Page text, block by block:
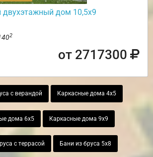
дом 10,5х9
2
от 2717300
с верандой Каркасные дома 4х5
дома 6х5 Каркасные дома 9х9
с террасой Бани из бруса 5х8